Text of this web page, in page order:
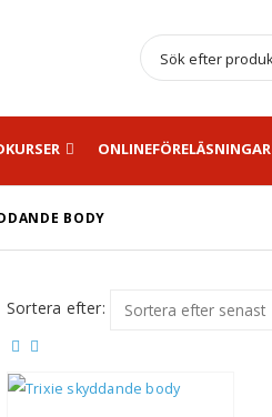
ONLINEFÖRELÄSNINGAR
BODY
Sortera efter: